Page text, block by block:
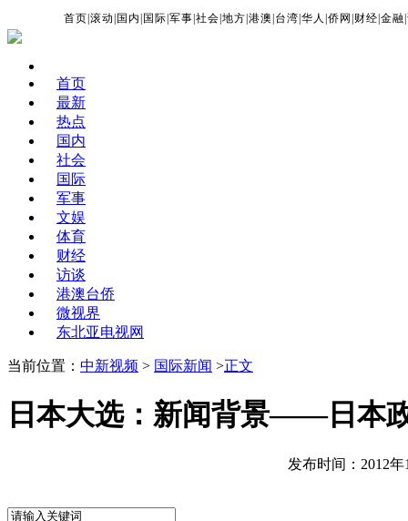
首页 |滚动 国内 国际 |军事 |社会 |地方 |港澳 台湾 |华人 |侨网 财经 |金融 |
首页
最新
热点
国内
社会
国际
军事
文娱
体育
财经
访谈
港澳台侨
微视界
东北亚电视网
当前位置： 中新视频 > 国际新闻 >正文
日本大选：新闻背景——日本
发布时间：2012年